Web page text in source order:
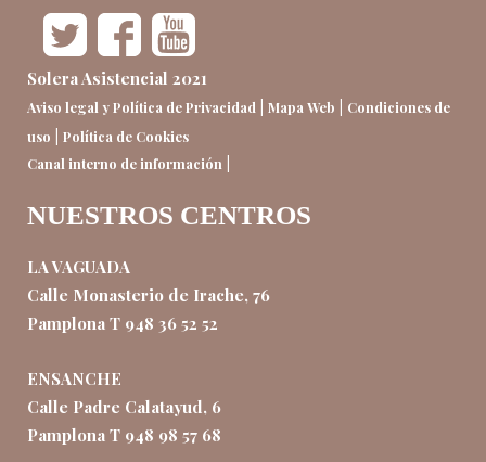
Solera Asistencial 2021
Aviso legal y Política de Privacidad | Mapa Web | Condiciones de
uso | Política de Cookies
Canal interno de información |
NUESTROS CENTROS
LA VAGUADA
Calle Monasterio de Irache, 76
Pamplona T 948 36 52 52
ENSANCHE
Calle Padre Calatayud, 6
Pamplona T 948 98 57 68